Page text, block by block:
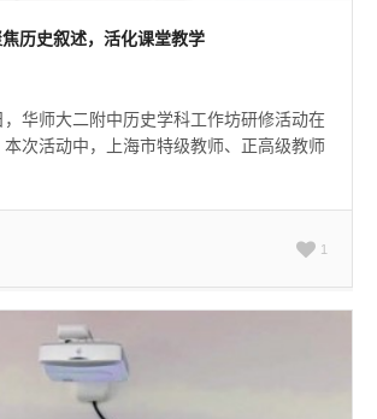
历史叙述，活化课堂教学
华师大二附中历史学科工作坊研修活动在
本次活动中，上海市特级教师、正高级教师
1